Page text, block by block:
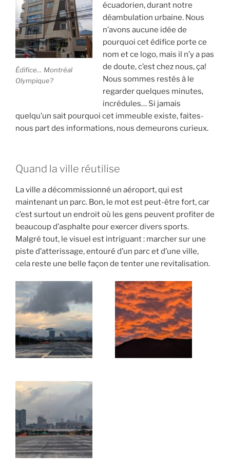
Édifice… Montréal
Olympique?
écuadorien, durant notre
déambulation urbaine. Nous
n’avons aucune idée de
pourquoi cet édifice porte ce
nom et ce logo, mais il n’y a pas
de doute, c’est chez nous, ça!
Nous sommes restés à le
regarder quelques minutes,
incrédules… Si jamais
quelqu’un sait pourquoi cet immeuble existe, faites-
nous part des informations, nous demeurons curieux.
Quand la ville réutilise
La ville a décommissionné un aéroport, qui est
maintenant un parc. Bon, le mot est peut-être fort, car
c’est surtout un endroit où les gens peuvent profiter de
beaucoup d’asphalte pour exercer divers sports.
Malgré tout, le visuel est intriguant : marcher sur une
piste d’atterissage, entouré d’un parc et d’une ville,
cela reste une belle façon de tenter une revitalisation.